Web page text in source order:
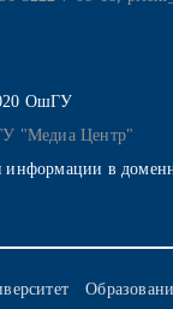
ОшГУ
"Медиа Центр"
информации в